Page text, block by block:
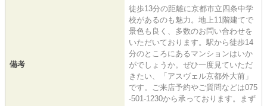
備考
徒歩13分の距離に京都市立四条中学
校があるのも魅力。地上11階建てで
景色も良く、多数のお問い合わせを
いただいております。駅から徒歩14
分のところにあるマンションはいか
がでしょうか。ぜひ一度見ていただ
きたい、「アスヴェル京都外大前」
です。ご来店予約やご質問などは075
-501-1230から承っております。まず